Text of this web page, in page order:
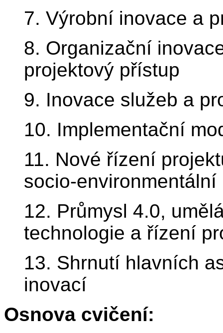
7. Výrobní inovace a
8. Organizační
projektový přístup
9. Inovace služeb a
10. Implementační
11. Nové řízení
socio-environmentální
12. Průmysl 4.0,
technologie a řízení
13. Shrnutí hlavních
inovací
Osnova cvičení: